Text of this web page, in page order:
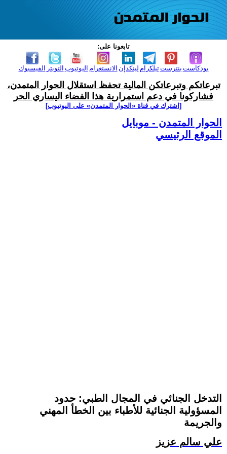
تابعونا على:
الفيسبوك التويتر اليوتيوب الانستغرام لينكدإن تيلكرامبنترست بودكاست
تبرعاتكم وتبرعاتكن المالية تحفظ استقلال الحوار المتمدن،
فشاركونا في دعم استمرارية هذا الفضاء اليساري الحر
[اشترك في قناة ‫«الحوار المتمدن» على اليوتيوب]
الحوار المتمدن - موبايل
الموقع الرئيسي
التدخل الجنائي في المجال الطبي: حدود
المسؤولية الجنائية للأطباء بين الخطأ المهني
والجريمة
علي سالم عزيز